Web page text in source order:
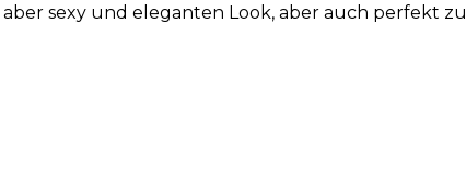
sexy und eleganten Look, aber auch perfekt zu